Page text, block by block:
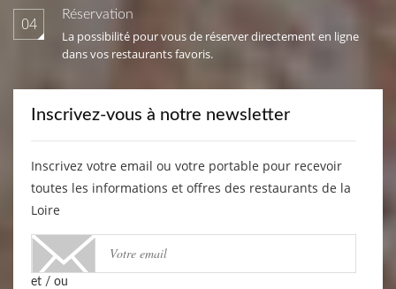
04 Réservation
La possibilité pour vous de réserver directement en ligne
dans vos restaurants favoris.
Inscrivez-vous à notre newsletter
Inscrivez votre email ou votre portable pour recevoir
toutes les informations et offres des restaurants de la
Loire
et / ou